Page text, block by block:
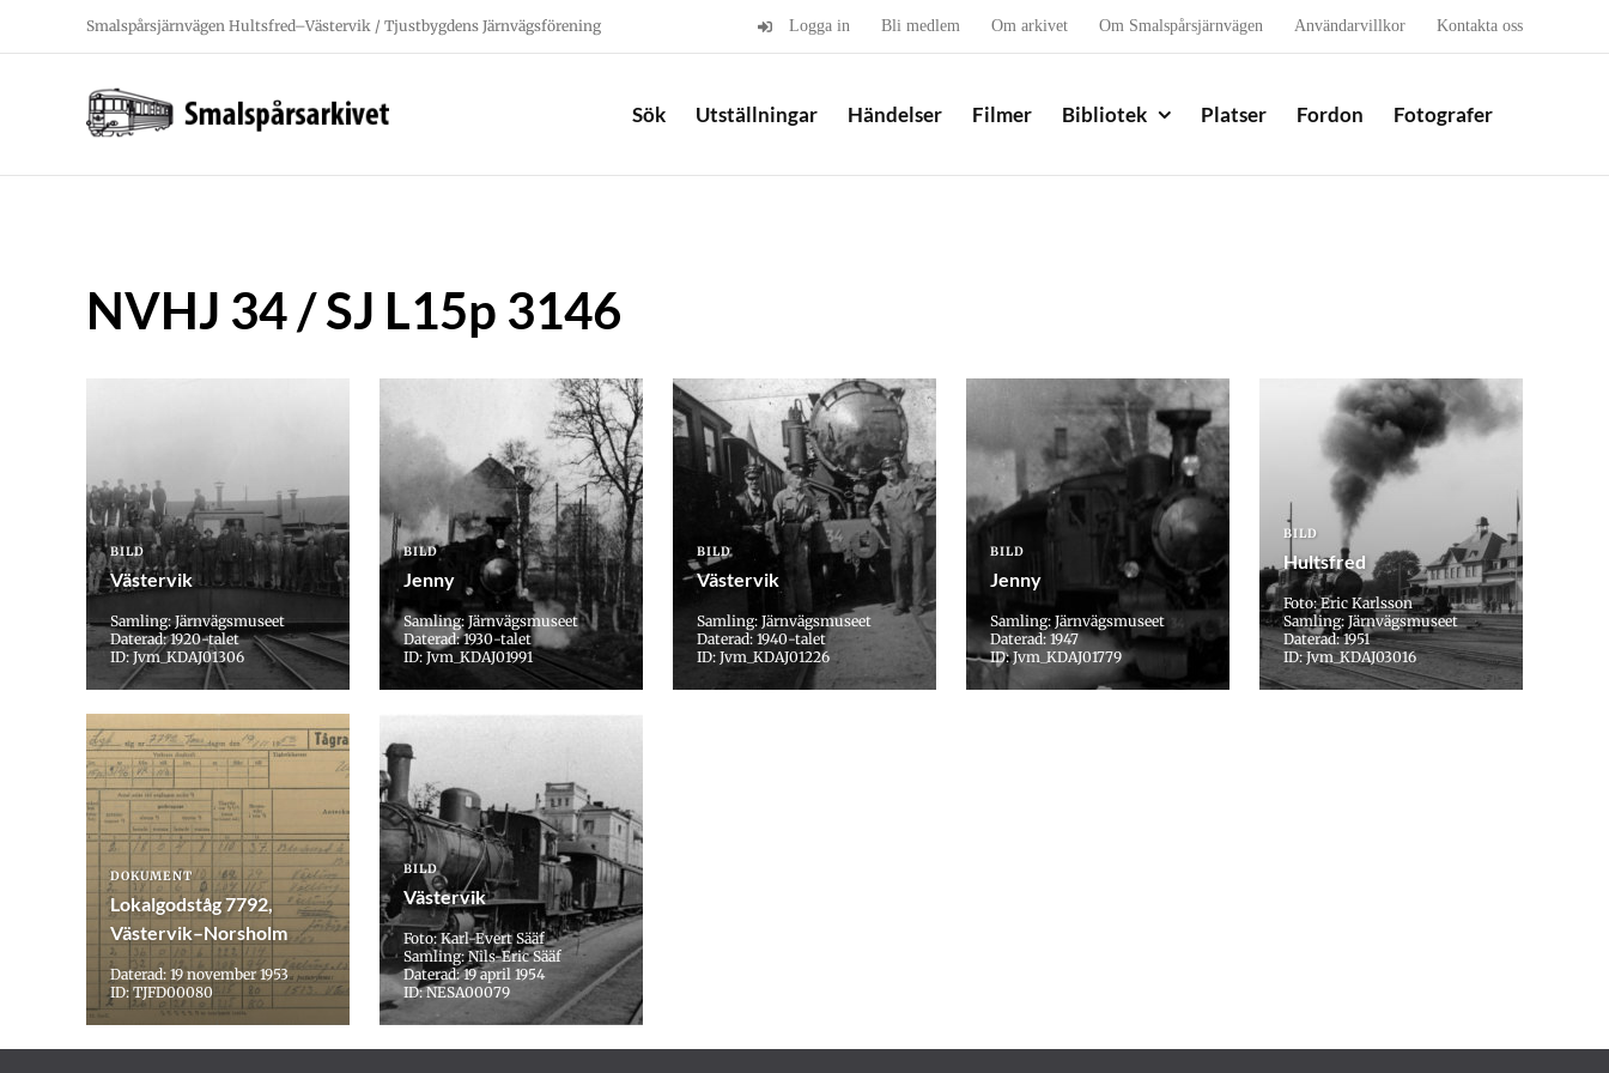
Smalspårsjärnvägen Hultsfred–Västervik / Tjustbygdens Järnvägsförening Logga in Bli medlem Om arkivet Om Smalspårsjärnvägen Användarvillkor Kontakta oss
Sök Utställningar Händelser Filmer Bibliotek Platser Fordon Fotografer
NVHJ 34 / SJ L15p 3146
BILD
Västervik
Samling: Järnvägsmuseet
Daterad: 1920-talet
ID: Jvm_KDAJ01306
BILD
Jenny
Samling: Järnvägsmuseet
Daterad: 1930-talet
ID: Jvm_KDAJ01991
BILD
Västervik
Samling: Järnvägsmuseet
Daterad: 1940-talet
ID: Jvm_KDAJ01226
BILD
Jenny
Samling: Järnvägsmuseet
Daterad: 1947
ID: Jvm_KDAJ01779
BILD
Hultsfred
Foto: Eric Karlsson
Samling: Järnvägsmuseet
Daterad: 1951
ID: Jvm_KDAJ03016
DOKUMENT
Lokalgodståg 7792,
Västervik–Norsholm
Daterad: 19 november 1953
ID: TJFD00080
BILD
Västervik
Foto: Karl-Evert Sääf
Samling: Nils-Eric Sääf
Daterad: 19 april 1954
ID: NESA00079